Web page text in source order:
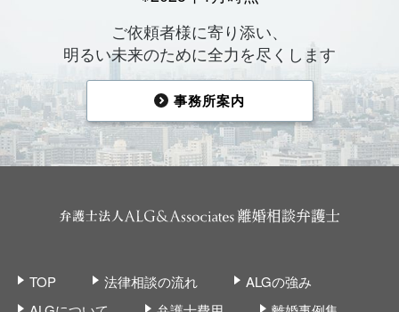
ご依頼者様に寄り添い、
明るい未来のために全力を尽くします
事務所案内
TOP 法律相談の流れ
ALGの強み